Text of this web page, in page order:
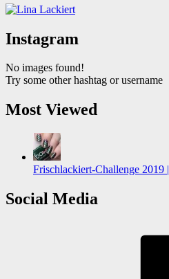
Instagram
No images found!
Try some other hashtag or username
Most Viewed
Frischlackiert-Challenge 2019
Social Media